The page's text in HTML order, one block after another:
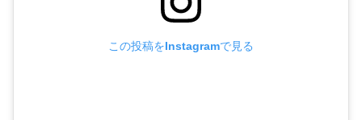
この投稿をInstagramで見る